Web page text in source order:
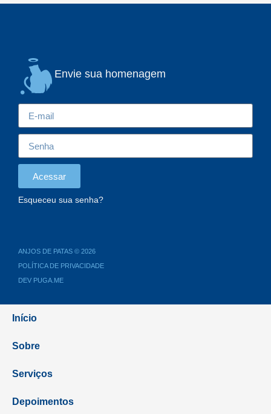
ANJOS DE PATAS © 2026
POLÍTICA DE PRIVACIDADE
DEV PUGA.ME
Envie sua homenagem
Acessar
Esqueceu sua senha?
Início
Sobre
Serviços
Depoimentos